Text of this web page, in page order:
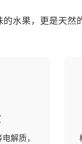
水果，更是天然
解质，